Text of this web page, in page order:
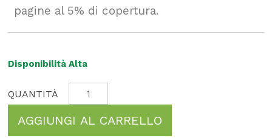
pagine al 5% di copertura.
Disponibilità Alta
AGGIUNGI AL CARRELLO